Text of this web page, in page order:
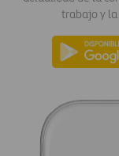
trabajo y la